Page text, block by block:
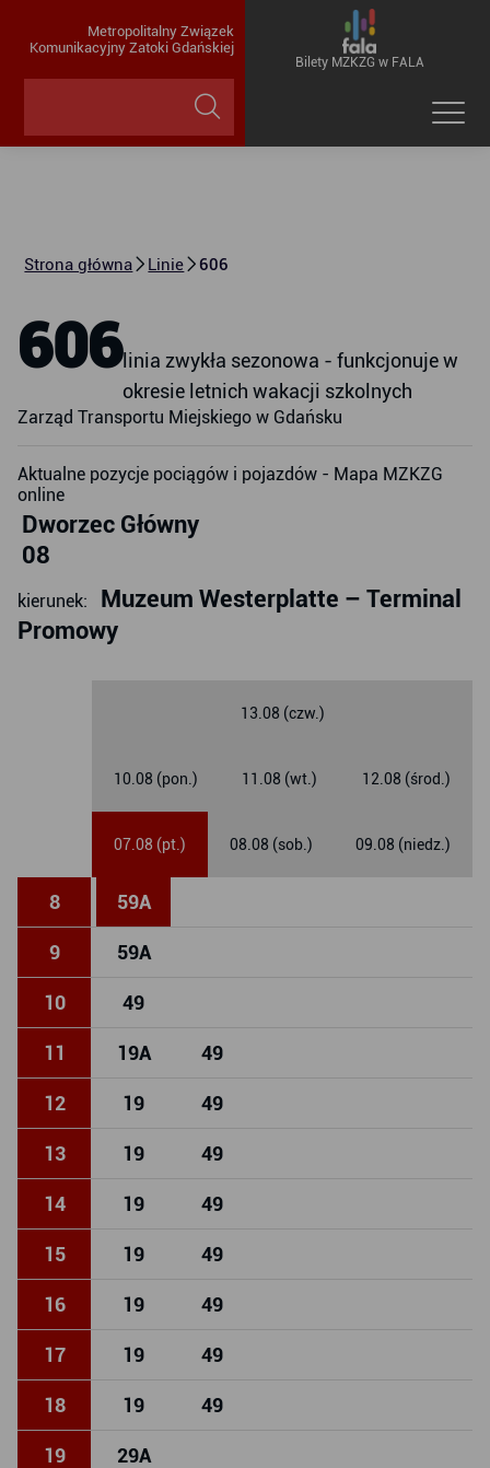
Metropolitalny Związek
Komunikacyjny Zatoki Gdańskiej
Bilety MZKZG w FALA
Strona główna Linie 606
606linia zwykła sezonowa - funkcjonuje w
okresie letnich wakacji szkolnych
Zarząd Transportu Miejskiego w Gdańsku
Aktualne pozycje pociągów i pojazdów - Mapa MZKZG
online
Dworzec Główny
08
kierunek:
Muzeum Westerplatte – Terminal
Promowy
07.08 (pt.) 08.08 (sob.) 09.08 (niedz.)
10.08 (pon.) 11.08 (wt.) 12.08 (środ.)
13.08 (czw.)
8 59A
9 59A
10 49
11 19A 49
12 19 49
13 19 49
14 19 49
15 19 49
16 19 49
17 19 49
18 19 49
19 29A